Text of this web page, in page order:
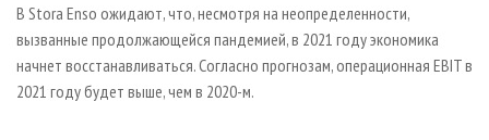
В Stora Enso ожидают, что, несмотря на неопределенности,
вызванные продолжающейся пандемией, в 2021 году экономика
начнет восстанавливаться. Согласно прогнозам, операционная EBIT в
2021 году будет выше, чем в 2020-м.